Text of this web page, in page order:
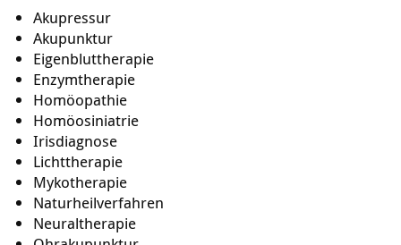
Akupressur
Akupunktur
Eigenbluttherapie
Enzymtherapie
Homöopathie
Homöosiniatrie
Irisdiagnose
Lichttherapie
Mykotherapie
Naturheilverfahren
Neuraltherapie